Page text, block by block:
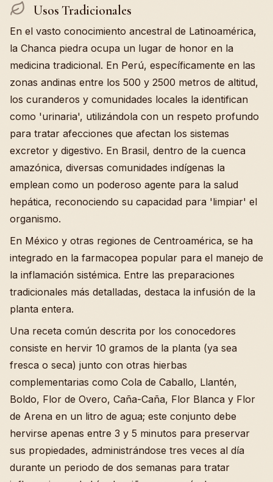
Usos Tradicionales
En el vasto conocimiento ancestral de Latinoamérica,
la Chanca piedra ocupa un lugar de honor en la
medicina tradicional. En Perú, específicamente en las
zonas andinas entre los 500 y 2500 metros de altitud,
los curanderos y comunidades locales la identifican
como 'urinaria', utilizándola con un respeto profundo
para tratar afecciones que afectan los sistemas
excretor y digestivo. En Brasil, dentro de la cuenca
amazónica, diversas comunidades indígenas la
emplean como un poderoso agente para la salud
hepática, reconociendo su capacidad para 'limpiar' el
organismo.
En México y otras regiones de Centroamérica, se ha
integrado en la farmacopea popular para el manejo de
la inflamación sistémica. Entre las preparaciones
tradicionales más detalladas, destaca la infusión de la
planta entera.
Una receta común descrita por los conocedores
consiste en hervir 10 gramos de la planta (ya sea
fresca o seca) junto con otras hierbas
complementarias como Cola de Caballo, Llantén,
Boldo, Flor de Overo, Caña-Caña, Flor Blanca y Flor
de Arena en un litro de agua; este conjunto debe
hervirse apenas entre 3 y 5 minutos para preservar
sus propiedades, administrándose tres veces al día
durante un periodo de dos semanas para tratar